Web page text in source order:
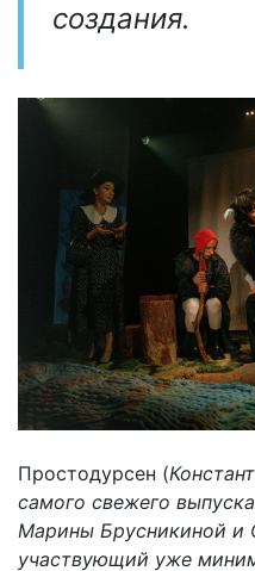
создания.
Простодурсен (
самого свежего
Марины Брусникиной и
участвующий уже